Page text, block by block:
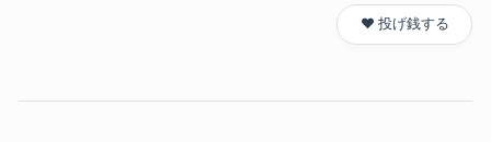
❤️ 投げ銭する